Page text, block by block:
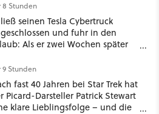
8 Stunden
seinen Tesla Cybertruck
und fuhr in den
Als er zwei Wochen später
an [Best of GameStar]
9 Stunden
fast 40 Jahren bei Star Trek hat
Picard-Darsteller Patrick Stewart
klare Lieblingsfolge – und die